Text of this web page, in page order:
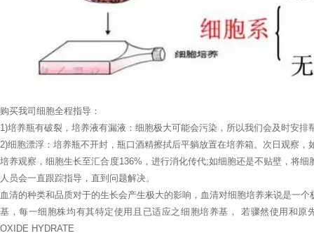
购买我司细胞全程指导：
1)培养瓶有破裂，培养液有漏液：细胞极大可能会污染，所以我们会及时安排
2)细胞漂浮：培养瓶不开封，瓶口酒精擦拭后平躺放置在培养箱。次日观察
培养观察，细胞生长至汇合度136%，进行消化传代;如细胞还是不贴壁，将
人员会一直跟踪指导，直到问题解决。
血清的种类和品质对于的生长会产生极大的影响，血清对细胞培养来说是一
基，每一细胞株均有其特定使用且已适应之细胞培养基， 若骤然使用和
OXIDE HYDRATE